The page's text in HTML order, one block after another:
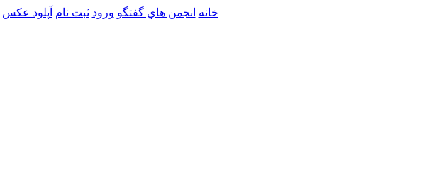
خانه انجمن هاي گفتگو ورود ثبت نام آپلود عکس